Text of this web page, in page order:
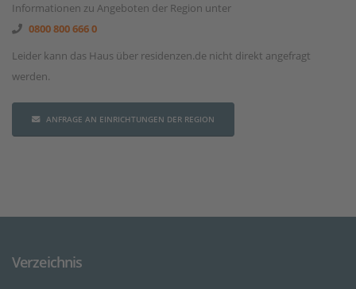
Informationen zu Angeboten der Region unter
0800 800 666 0
Leider kann das Haus über residenzen.de nicht direkt angefragt
werden.
ANFRAGE AN EINRICHTUNGEN DER REGION
Verzeichnis